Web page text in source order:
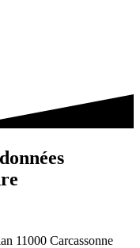
11000 Carcassonne